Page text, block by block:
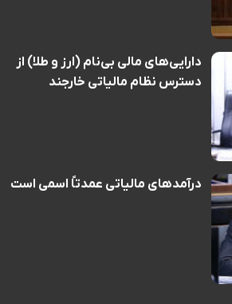
دارایی‌های مالی بی‌نام (ارز و طلا) از
دسترس نظام مالیاتی خارجند
درآمدهای مالیاتی عمدتاً اسمی است